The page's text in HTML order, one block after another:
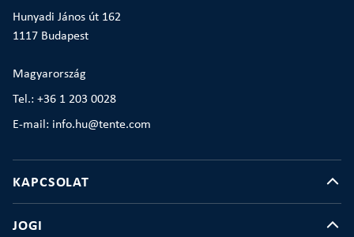
Hunyadi János út 162
1117 Budapest
Magyarország
Tel.: +36 1 203 0028
E-mail: info.hu@tente.com
KAPCSOLAT
JOGI